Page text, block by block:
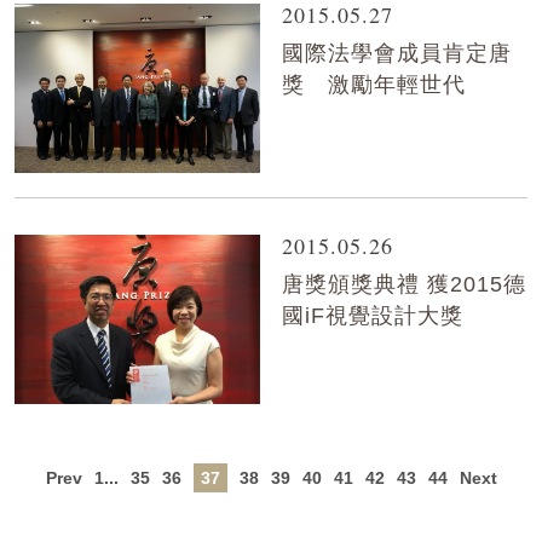
2015.05.27
國際法學會成員肯定唐
獎 激勵年輕世代
2015.05.26
唐獎頒獎典禮 獲2015德
國iF視覺設計大獎
Prev 1... 35 36 37 38 39 40 41 42 43 44 Next